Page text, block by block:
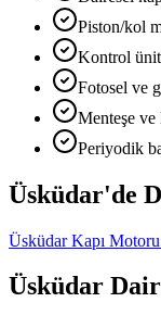
Piston/kol
Kontrol
Fotosel ve
Menteşe ve
Periyodik
Üsküdar'de
Üsküdar Kapı
Üsküdar